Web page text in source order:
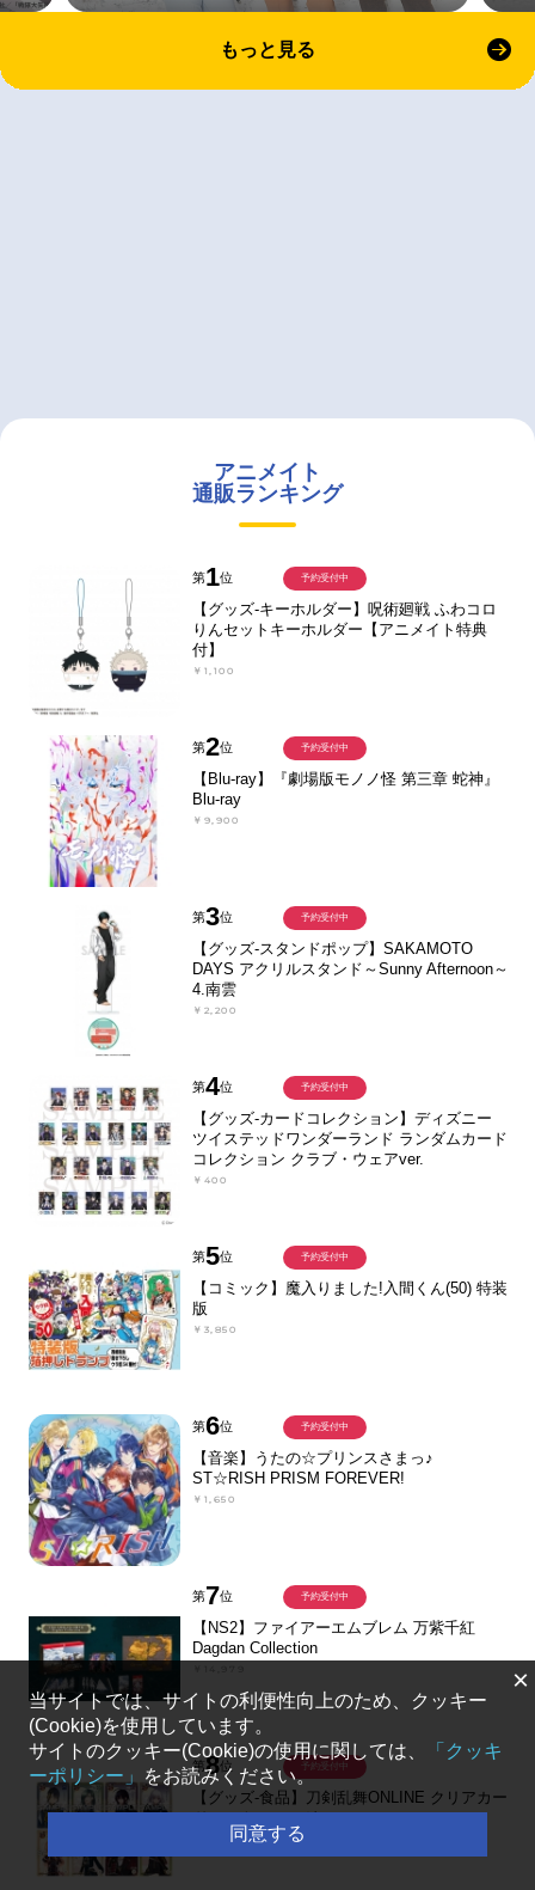
もっと見る
アニメイト
通販ランキング
第1位
【グッズ-キーホルダー】呪術廻戦 ふわコロ
りんセットキーホルダー【アニメイト特典
付】
￥1,100
予約受付中
第2位
【Blu-ray】『劇場版モノノ怪 第三章 蛇神』
Blu-ray
￥9,900
予約受付中
第3位
【グッズ-スタンドポップ】SAKAMOTO
DAYS アクリルスタンド～Sunny Afternoon～
4.南雲
￥2,200
予約受付中
第4位
【グッズ-カードコレクション】ディズニー
ツイステッドワンダーランド ランダムカード
コレクション クラブ・ウェアver.
￥400
予約受付中
第5位
【コミック】魔入りました!入間くん(50) 特装
版
￥3,850
予約受付中
第6位
【音楽】うたの☆プリンスさまっ♪
ST☆RISH PRISM FOREVER!
￥1,650
予約受付中
第7位
【NS2】ファイアーエムブレム 万紫千紅
Dagdan Collection
予約受付中
第8位
【グッズ-食品】刀剣乱舞ONLINE クリアカー
ドコレクションガム
予約受付中
×
当サイトでは、サイトの利便性向上のため、クッキー
(Cookie)を使用しています。
サイトのクッキー(Cookie)の使用に関しては、
「クッキ
ーポリシー」
をお読みください。
同意する